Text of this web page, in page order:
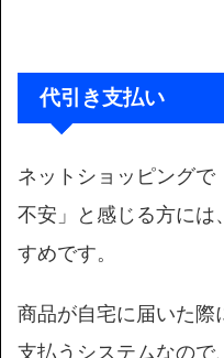
代引き支払い
ネットショッピングで
不安」と感じる方には
すめです。
商品が自宅に届いた際
支払うシステムなので